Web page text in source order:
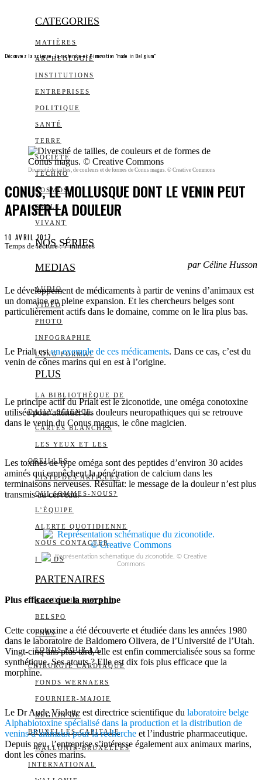
CATEGORIES
MATIÈRES
ARCHEOLOGIE
INSTITUTIONS
ENTREPRISES
POLITIQUE
SANTÉ
TERRE
SOCIÉTÉ
TECHNO
COSMOS
SMILE
VIVANT
NOS SÉRIES
MEDIAS
AUDIO
VIDÉO
PHOTO
INFOGRAPHIE
LONG FORMAT
PLUS
LA BIBLIOTHÈQUE DE
DAILY SCIENCE
CARTES BLANCHES
LES YEUX ET LES
OREILLES
LISTE DES ARTICLES
QUI SOMMES-NOUS?
L’ÉQUIPE
ALERTE QUOTIDIENNE
NOUS CONTACTER
I DS
PARTENAIRES
ACADÉMIE ROYALE
BELSPO
FNRS
FONDS POUR LA
CHIRURGIE CARDIAQUE
FONDS WERNAERS
FOURNIER-MAJOIE
RÉGION DE
BRUXELLES-CAPITALE
WALLONIE-BRUXELLES
INTERNATIONAL
Découvrez la science, la recherche et l’innovation "made in Belgium"
Diversité de tailles, de couleurs et de formes de Conus magus. © Creative Commons
CONUS, LE MOLLUSQUE DONT LE VENIN PEUT
APAISER LA DOULEUR
10 AVRIL 2017
Temps de lecture :7 minutes
par Céline Husson
Le développement de médicaments à partir de venins d’animaux est
un domaine en pleine expansion. Et les chercheurs belges sont
particulièrement actifs dans le domaine, comme on le lira plus bas.
Le Prialt estun exemple de ces médicaments. Dans ce cas, c’est du
venin de cônes marins qui en est à l’origine.
Le principe actif du Prialt est le ziconotide, une oméga conotoxine
utilisée pour atténuer les douleurs neuropathiques qui se retrouve
dans le venin du Conus magus, le cône magicien.
Les toxines de type oméga sont des peptides d’environ 30 acides
aminés qui empêchent la pénétration de calcium dans les
terminaisons nerveuses. Résultat: le message de la douleur n’est plus
transmis au cerveau.
Représentation schématique du ziconotide. © Creative
Commons
Plus efficace que la morphine
Cette conotoxine a été découverte et étudiée dans les années 1980
dans le laboratoire de Baldomero Olivera, de l’Université de l’Utah.
Vingt-cinq ans plus tard, elle est enfin commercialisée sous sa forme
synthétique. Ses atouts ? Elle est dix fois plus efficace que la
morphine.
Le Dr Aude Violette est directrice scientifique du laboratoire belge
Alphabiotoxine spécialisé dans la production et la distribution de
venins d’animaux pour la recherche et l’industrie pharmaceutique.
Depuis peu, l’entreprise s’intéresse également aux animaux marins,
dont les cônes marins.